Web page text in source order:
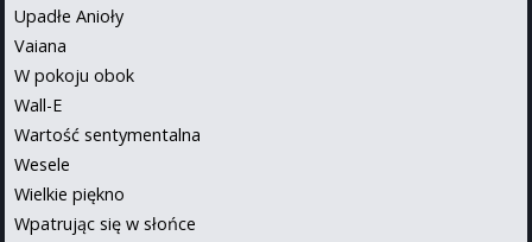
Upadłe Anioły
Vaiana
W pokoju obok
Wall-E
Wartość sentymentalna
Wesele
Wielkie piękno
Wpatrując się w słońce